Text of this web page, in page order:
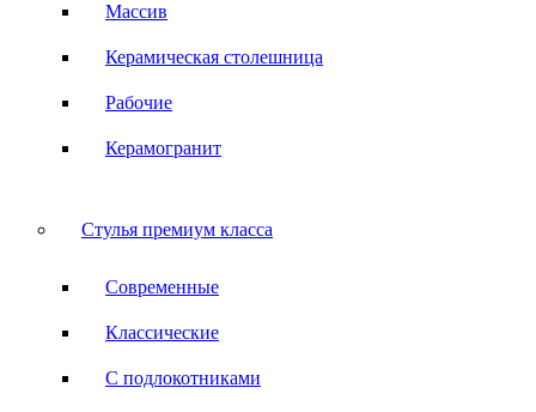
Массив
Керамическая столешница
Рабочие
Керамогранит
Стулья премиум класса
Современные
Классические
С подлокотниками